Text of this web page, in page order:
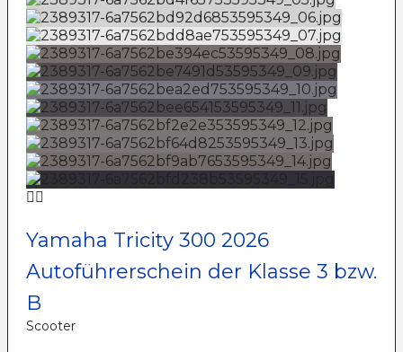
Yamaha Tricity 300 2026
Autoführerschein der Klasse 3 bzw.
B
Scooter